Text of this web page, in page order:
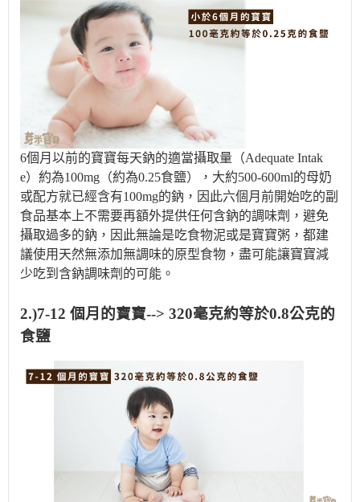
6個月以前的寶寶每天鈉的適當攝取量（Adequate Intak
e）約為100mg（約為0.25食鹽），大約500-600ml的母奶
或配方就已經含有100mg的鈉，因此六個月前開始吃的副
食品基本上不需要再額外提供任何含鈉的調味劑，避免
攝取過多的鈉，因此無論是吃食物泥或是寶寶粥，都建
議使用天然無添加無調味的原型食物，盡可能讓寶寶減
少吃到含鈉調味劑的可能。
2.)7-12 個月的寶寶--> 320毫克約等於0.8公克的
食鹽